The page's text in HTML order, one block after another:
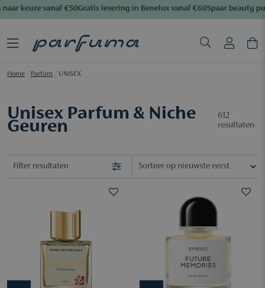
keuze vanaf €50Gratis levering in Benelux vanaf €60Spaar beauty
Home Parfum UNISEX
Unisex Parfum & Niche
Geuren
612
resultaten
Filter resultaten